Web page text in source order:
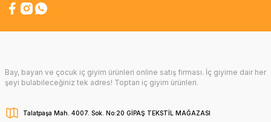
Bay, bayan ve çocuk iç giyim ürünleri online satış firması. İç giyime dair her
şeyi bulabileceğiniz tek adres! Toptan iç giyim ürünleri.
Talatpaşa Mah. 4007. Sok. No:20 GİPAŞ TEKSTİL MAĞAZASI